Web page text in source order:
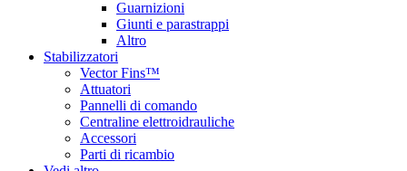
Guarnizioni
Giunti e parastrappi
Altro
Stabilizzatori
Vector Fins™
Attuatori
Pannelli di comando
Centraline elettroidrauliche
Accessori
Parti di ricambio